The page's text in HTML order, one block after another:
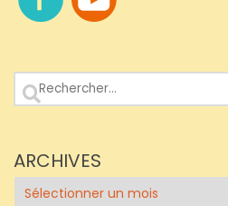
Rechercher :
ARCHIVES
Archives